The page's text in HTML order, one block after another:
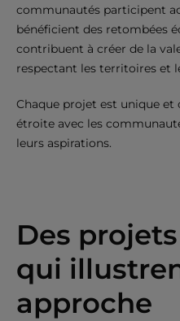
communautés participent
bénéficient des retombées
contribuent à créer de la
respectant les territoires et
Chaque projet est unique
étroite avec les
leurs aspirations.
Des
qui
approche